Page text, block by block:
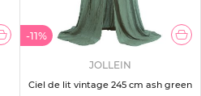
-11%
JOLLEIN
Ciel de lit vintage 245 cm ash green